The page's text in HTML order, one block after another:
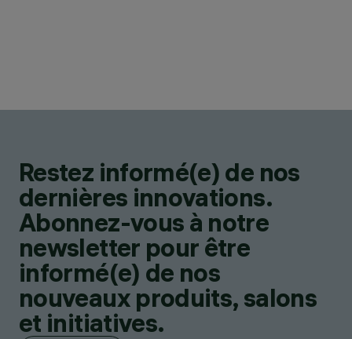
Restez informé(e) de nos
dernières innovations.
Abonnez-vous à notre
newsletter pour être
informé(e) de nos
nouveaux produits, salons
et initiatives.